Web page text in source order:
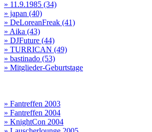
» 11.9.1985 (34)
» japan (40)
» DeLoreanFreak (41)
» Aika (43)
» DJFuture (44)
» TURRICAN (49)
» bastinado (53)
» Mitglieder-Geburtstage
» Fantreffen 2003
» Fantreffen 2004
» KnightCon 2004